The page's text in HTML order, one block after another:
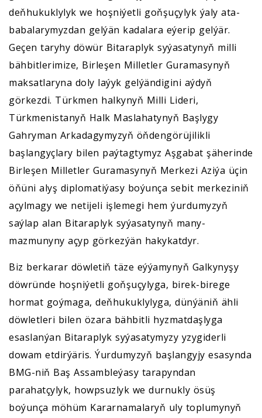
deňhukuklylyk we hoşniýetli goňşuçylyk ýaly ata-
babalarymyzdan gelýän kadalara eýerip gelýär.
Geçen taryhy döwür Bitaraplyk syýasatynyň milli
bähbitlerimize, Birleşen Milletler Guramasynyň
maksatlaryna doly laýyk gelýändigini aýdyň
görkezdi. Türkmen halkynyň Milli Lideri,
Türkmenistanyň Halk Maslahatynyň Başlygy
Gahryman Arkadagymyzyň öňdengörüjilikli
başlangyçlary bilen paýtagtymyz Aşgabat şäherinde
Birleşen Milletler Guramasynyň Merkezi Aziýa üçin
öňüni alyş diplomatiýasy boýunça sebit merkeziniň
açylmagy we netijeli işlemegi hem ýurdumyzyň
saýlap alan Bitaraplyk syýasatynyň many-
mazmunyny açyp görkezýän hakykatdyr.
Biz berkarar döwletiň täze eýýamynyň Galkynyşy
döwründe hoşniýetli goňşuçylyga, birek-birege
hormat goýmaga, deňhukuklylyga, dünýäniň ähli
döwletleri bilen özara bähbitli hyzmatdaşlyga
esaslanýan Bitaraplyk syýasatymyzy yzygiderli
dowam etdirýäris. Ýurdumyzyň başlangyjy esasynda
BMG-niň Baş Assambleýasy tarapyndan
parahatçylyk, howpsuzlyk we durnukly ösüş
boýunça möhüm Kararnamalaryň uly toplumynyň